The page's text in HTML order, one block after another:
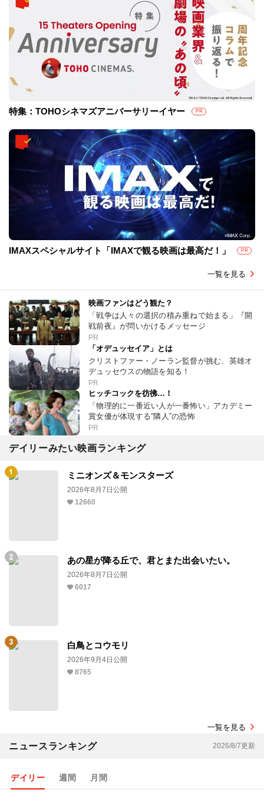
特集：TOHOシネマズアニバーサリーイヤー PR
IMAXスペシャルサイト「IMAXで観る映画は最高だ！」 PR
一覧を見る
映画ファンはどう観た？
「戦争は人々の選択の積み重ねで始まる」『開
戦前夜』が問いかけるメッセージ
PR
「オデュッセイア」とは
クリストファー・ノーラン監督が挑む、英雄オ
デュッセウスの物語を知る！
PR
ヒッチコックを彷彿…！
「物理的に一番近い人が一番怖い」アカデミー
賞女優が体現する“隣人”の恐怖
PR
デイリーみたい映画ランキング
ミニオンズ＆モンスターズ
2026年8月7日公開
12660
あの星が降る丘で、君とまた出会いたい。
2026年8月7日公開
6017
白鳥とコウモリ
2026年9月4日公開
8765
一覧を見る
ニュースランキング 2026/8/7更新
デイリー 週間 月間